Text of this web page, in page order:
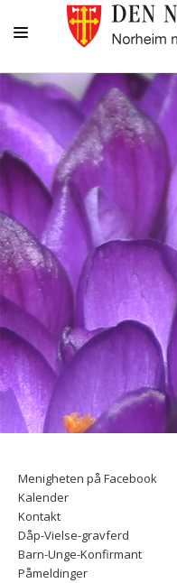
DÅP-VIELSE-GRAVFERD
BARN-UNGE-KONFIRMANT
FAMILIE-VOKSNE
DIVERSE
PÅMELDINGER
NYHETER
Menigheten på Facebook
Kalender
Kontakt
Dåp-Vielse-gravferd
Barn-Unge-Konfirmant
Påmeldinger